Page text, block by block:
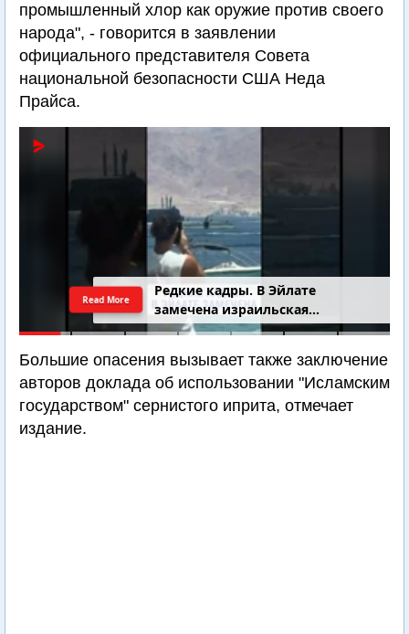
промышленный хлор как оружие против своего
народа", - говорится в заявлении
официального представителя Совета
национальной безопасности США Неда
Прайса.
Редкие кадры. В Эйлате
замечена израильская
подводная лодка
Read More
Большие опасения вызывает также заключение
авторов доклада об использовании "Исламским
государством" сернистого иприта, отмечает
издание.